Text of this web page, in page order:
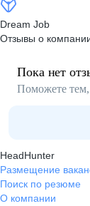
Dream Job
Отзывы о
Пока нет
Поможете тем,
HeadHunter
Размещение
Поиск по резюме
О компании